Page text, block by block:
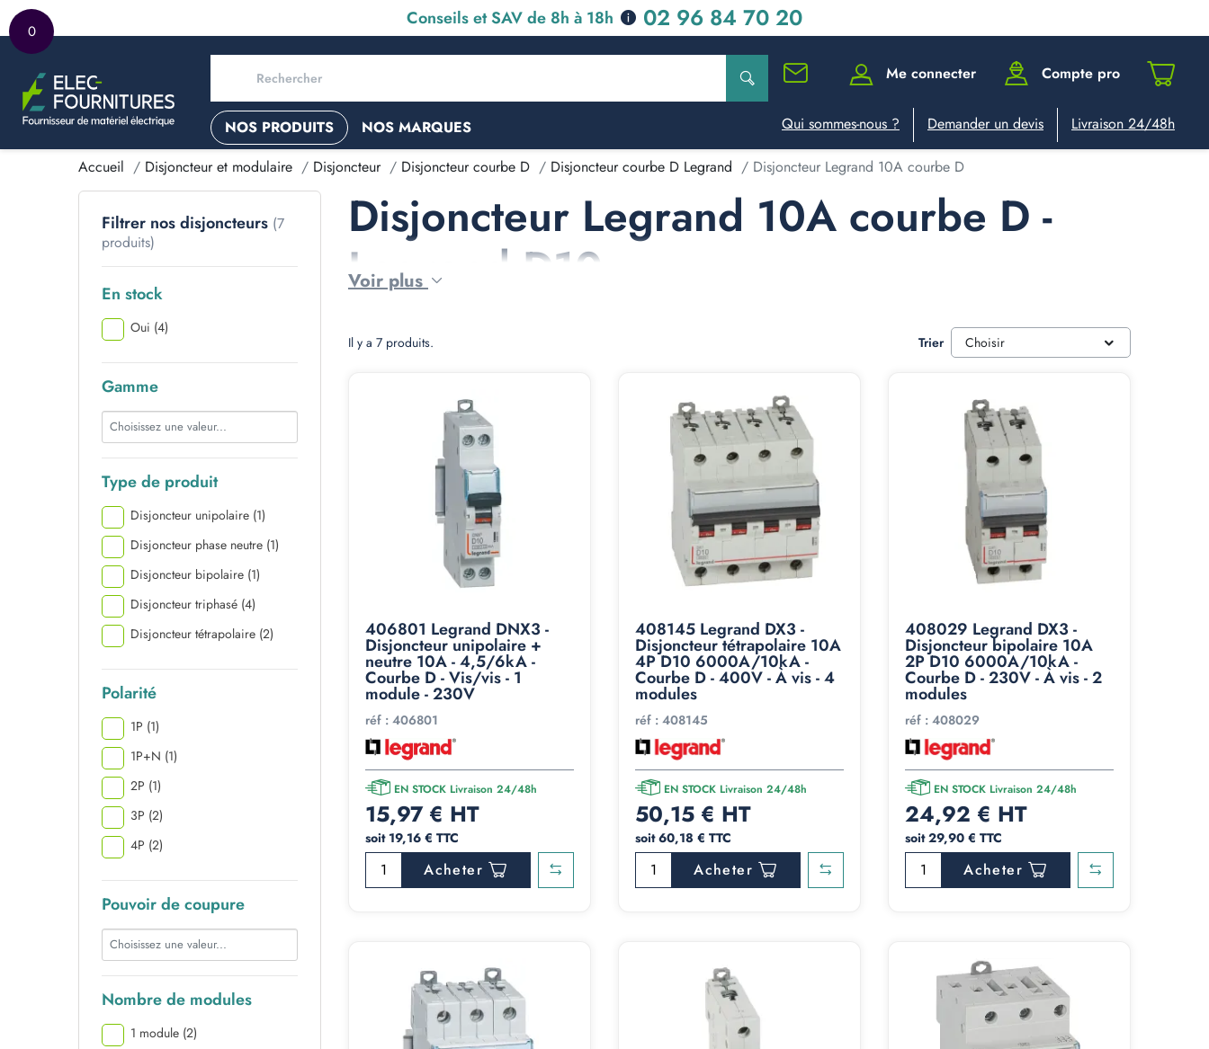
0
Conseils et SAV de 8h à 18h 02 96 84 70 20
NOS PRODUITS NOS MARQUES
Me connecter Compte pro
Qui sommes-nous ? Demander un devis Livraison 24/48h
Accueil Disjoncteur et modulaire Disjoncteur Disjoncteur courbe D Disjoncteur courbe D Legrand Disjoncteur Legrand 10A courbe D
Filtrer nos disjoncteurs (7
produits)
En stock
Oui (4)
Gamme
Type de produit
Disjoncteur unipolaire (1)
Disjoncteur phase neutre (1)
Disjoncteur bipolaire (1)
Disjoncteur triphasé (4)
Disjoncteur tétrapolaire (2)
Polarité
1P (1)
1P+N (1)
2P (1)
3P (2)
4P (2)
Pouvoir de coupure
Nombre de modules
1 module (2)
Disjoncteur Legrand 10A courbe D -
Legrand D10
Voir plus
Il y a 7 produits. Trier Choisir
406801 Legrand DNX3 -
Disjoncteur unipolaire +
neutre 10A - 4,5/6kA -
Courbe D - Vis/vis - 1
module - 230V
réf : 406801
EN STOCK Livraison 24/48h
15,97 € HT
soit 19,16 € TTC
Acheter
408145 Legrand DX3 -
Disjoncteur tétrapolaire 10A
4P D10 6000A/10kA -
Courbe D - 400V - À vis - 4
modules
réf : 408145
EN STOCK Livraison 24/48h
50,15 € HT
soit 60,18 € TTC
Acheter
408029 Legrand DX3 -
Disjoncteur bipolaire 10A
2P D10 6000A/10kA -
Courbe D - 230V - À vis - 2
modules
réf : 408029
EN STOCK Livraison 24/48h
24,92 € HT
soit 29,90 € TTC
Acheter